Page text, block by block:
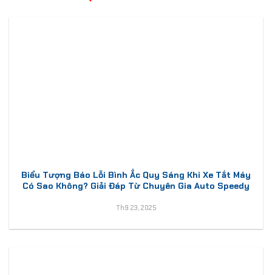
Biểu Tượng Báo Lỗi Bình Ắc Quy Sáng Khi Xe Tắt Máy
Có Sao Không? Giải Đáp Từ Chuyên Gia Auto Speedy
Th9 23, 2025